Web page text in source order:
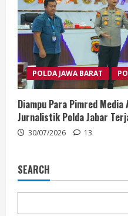
POLDA JAWA BARAT
Diampu Para Pimred
Jurnalistik Polda Jabar
30/07/2026 13
SEARCH